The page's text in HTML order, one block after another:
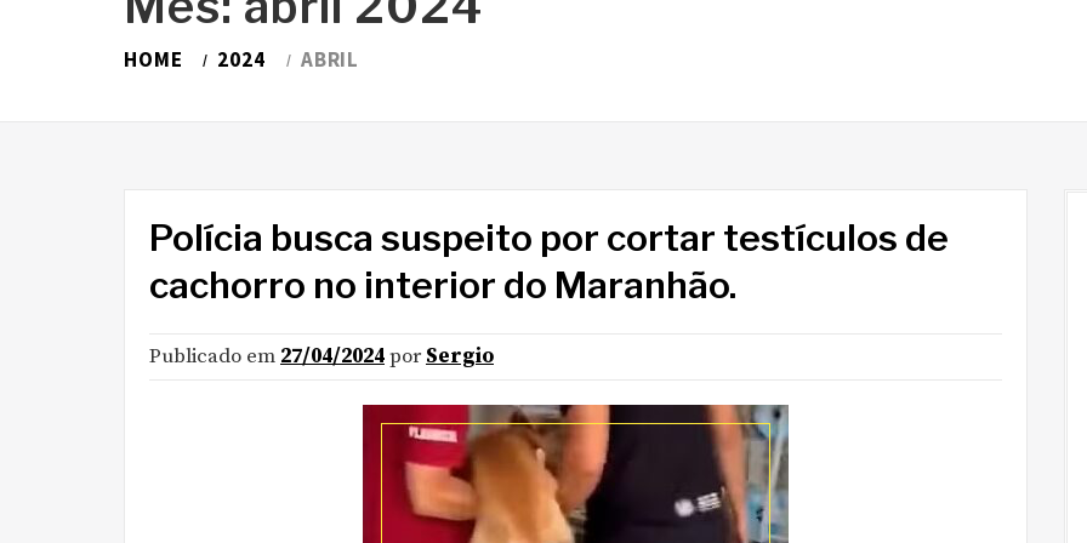
HOME 2024 ABRIL
Polícia busca suspeito por cortar testículos de
cachorro no interior do Maranhão.
Publicado em 27/04/2024por Sergio